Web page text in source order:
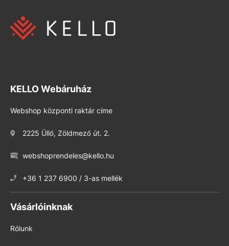
KELLO Webáruház
Webshop központi raktár címe
2225 Üllő, Zöldmező út. 2.
webshoprendeles@kello.hu
+36 1 237 6900 / 3-as mellék
Vásárlóinknak
Rólunk